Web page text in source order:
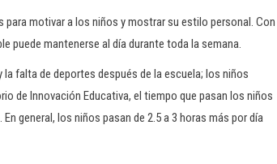
motivar a los niños y mostrar su estilo personal. Con
puede mantenerse al día durante toda la semana.
falta de deportes después de la escuela; los niños
de Innovación Educativa, el tiempo que pasan los niños
general, los niños pasan de 2.5 a 3 horas más por día